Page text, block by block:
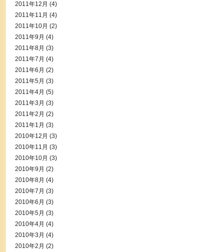
2011年12月 (4)
2011年11月 (4)
2011年10月 (2)
2011年9月 (4)
2011年8月 (3)
2011年7月 (4)
2011年6月 (2)
2011年5月 (3)
2011年4月 (5)
2011年3月 (3)
2011年2月 (2)
2011年1月 (3)
2010年12月 (3)
2010年11月 (3)
2010年10月 (3)
2010年9月 (2)
2010年8月 (4)
2010年7月 (3)
2010年6月 (3)
2010年5月 (3)
2010年4月 (4)
2010年3月 (4)
2010年2月 (2)